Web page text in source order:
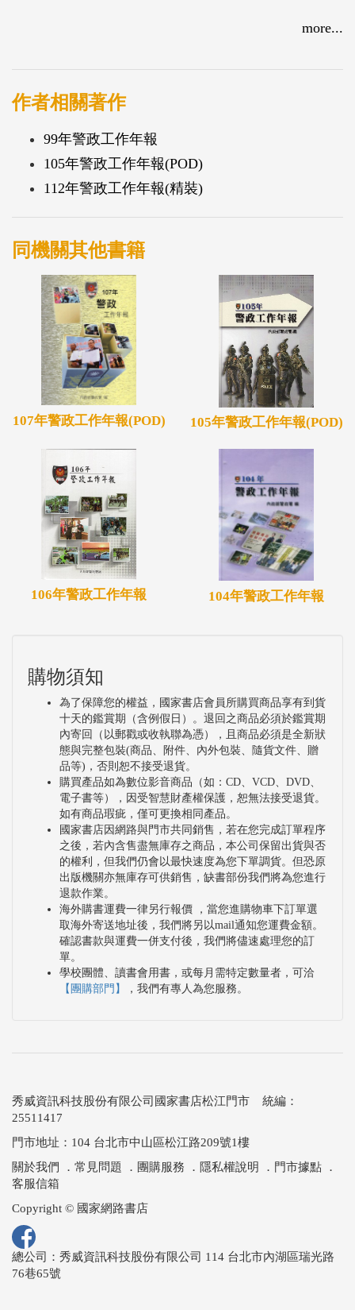
more...
作者相關著作
99年警政工作年報
105年警政工作年報(POD)
112年警政工作年報(精裝)
同機關其他書籍
107年警政工作年報(POD) 105年警政工作年報(POD)
106年警政工作年報 104年警政工作年報
購物須知
為了保障您的權益，國家書店會員所購買商品享有到貨
十天的鑑賞期（含例假日）。退回之商品必須於鑑賞期
內寄回（以郵戳或收執聯為憑），且商品必須是全新狀
態與完整包裝(商品、附件、內外包裝、隨貨文件、贈
品等)，否則恕不接受退貨。
購買產品如為數位影音商品（如：CD、VCD、DVD、
電子書等），因受智慧財產權保護，恕無法接受退貨。
如有商品瑕疵，僅可更換相同產品。
國家書店因網路與門市共同銷售，若在您完成訂單程序
之後，若內含售盡無庫存之商品，本公司保留出貨與否
的權利，但我們仍會以最快速度為您下單調貨。但恐原
出版機關亦無庫存可供銷售，缺書部份我們將為您進行
退款作業。
海外購書運費一律另行報價 ，當您進購物車下訂單選
取海外寄送地址後，我們將另以mail通知您運費金額。
確認書款與運費一併支付後，我們將儘速處理您的訂
單。
學校團體、讀書會用書，或每月需特定數量者，可洽
【團購部門】
，我們有專人為您服務。
秀威資訊科技股份有限公司國家書店松江門市 統編：
25511417
門市地址：104 台北市中山區松江路209號1樓
關於我們
． 常見問題 ． 團購服務 ． 隱私權說明 ． 門市據點 ．
客服信箱
Copyright © 國家網路書店
總公司：秀威資訊科技股份有限公司 114 台北市內湖區瑞光路
76巷65號